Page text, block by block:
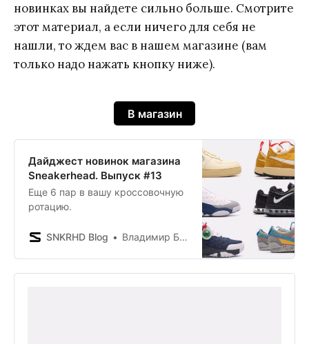
новинках вы найдете сильно больше. Смотрите
этот материал, а если ничего для себя не
нашли, то ждем вас в нашем магазине (вам
только надо нажать кнопку ниже).
В магазин
Дайджест новинок магазина
Sneakerhead. Выпуск #13
Еще 6 пар в вашу кроссовочную
ротацию.
SNKRHD Blog Владимир Борисенков